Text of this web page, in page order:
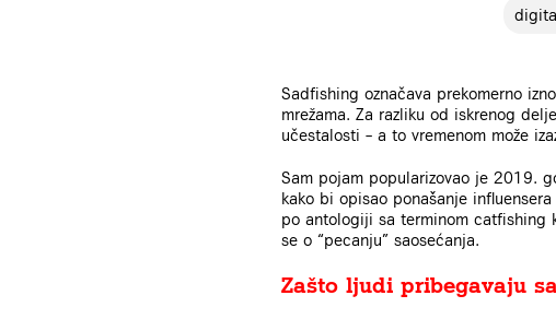
Sadfishing označava prekomerno
mrežama. Za razliku od iskrenog
učestalosti – a to vremenom može
Sam pojam popularizovao je 2019.
kako bi opisao ponašanje
po antologiji sa terminom catfishing
se o “pecanju” saosećanja.
Zašto ljudi pribegavaju